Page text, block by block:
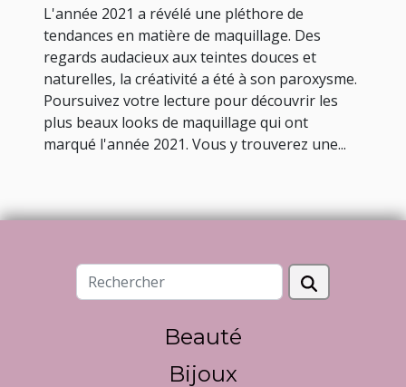
L'année 2021 a révélé une pléthore de
tendances en matière de maquillage. Des
regards audacieux aux teintes douces et
naturelles, la créativité a été à son paroxysme.
Poursuivez votre lecture pour découvrir les
plus beaux looks de maquillage qui ont
marqué l'année 2021. Vous y trouverez une...
Beauté
Bijoux